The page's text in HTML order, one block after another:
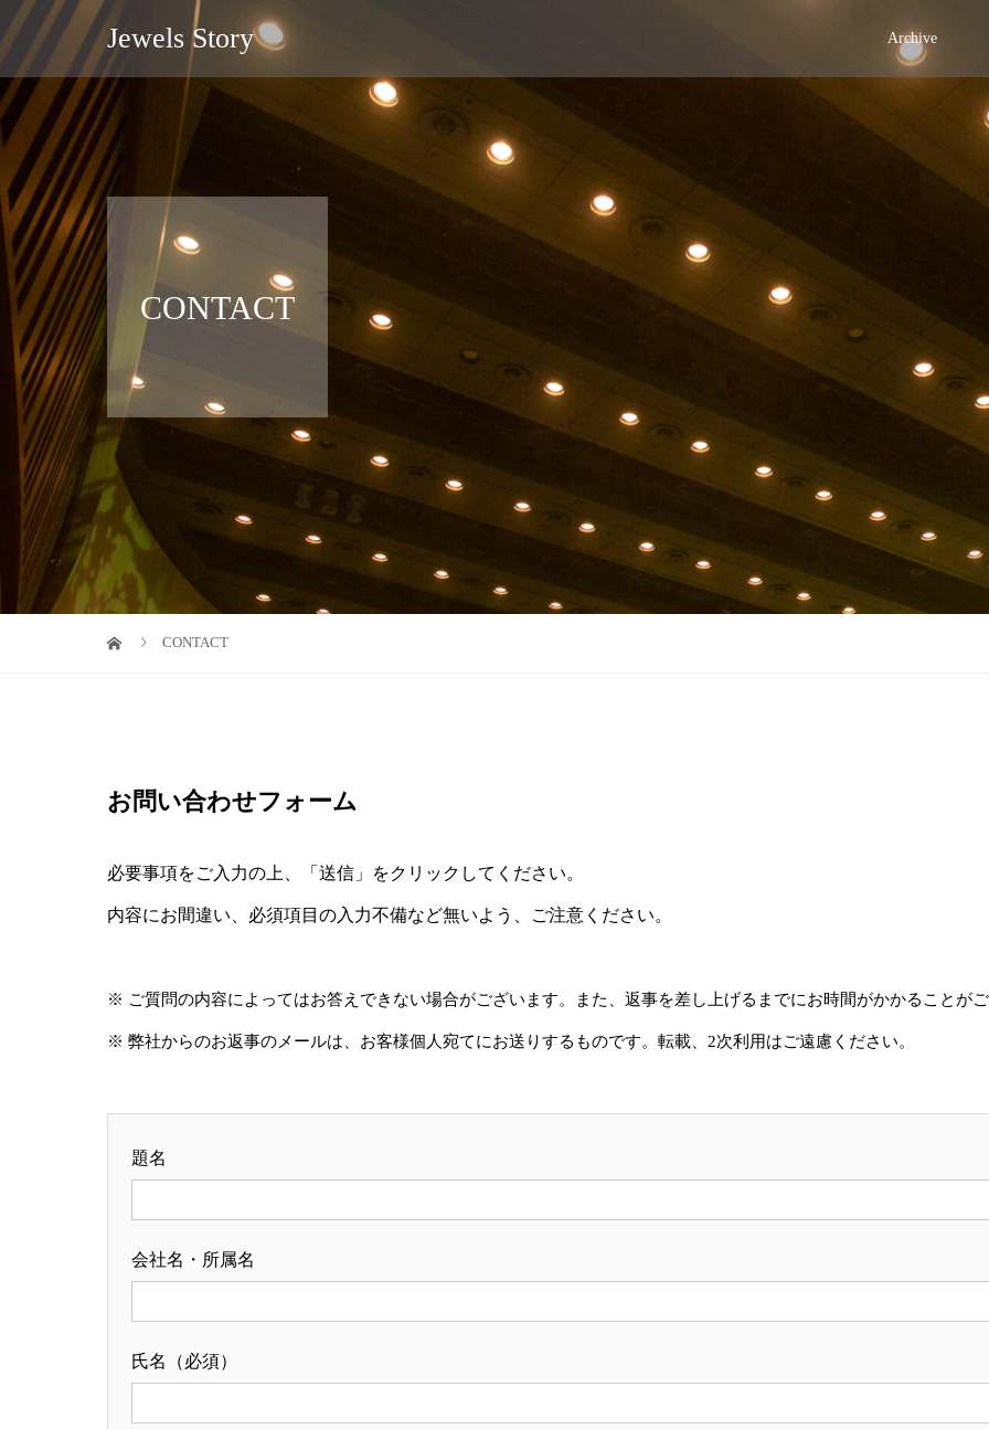
Jewels Story Archive
CONTACT
CONTACT
お問い合わせフォーム
必要事項をご入力の上、「送信」をクリックしてください。
内容にお間違い、必須項目の入力不備など無いよう、ご注意ください。
※ ご質問の内容によってはお答えできない場合がございます。また、返事を差し上げるまでにお時間がかかることがご
※ 弊社からのお返事のメールは、お客様個人宛てにお送りするものです。転載、2次利用はご遠慮ください。
題名
会社名・所属名
氏名（必須）